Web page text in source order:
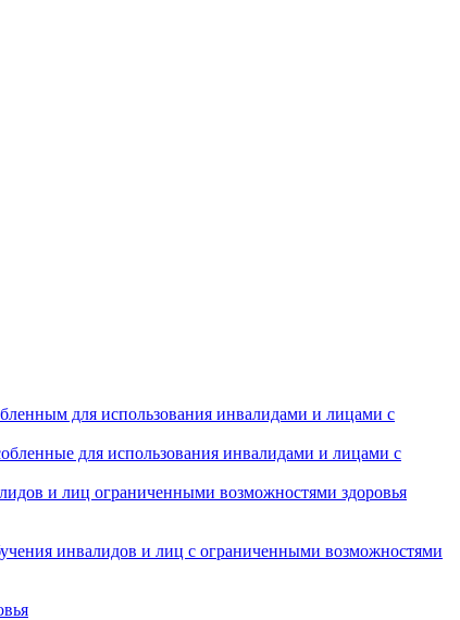
для использования инвалидами и лицами с
для использования инвалидами и лицами с
и лиц ограниченными возможностями здоровья
инвалидов и лиц с ограниченными возможностями